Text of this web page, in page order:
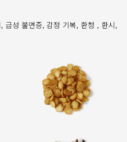
급성 불면증, 감정 기복, 환청 , 환시,